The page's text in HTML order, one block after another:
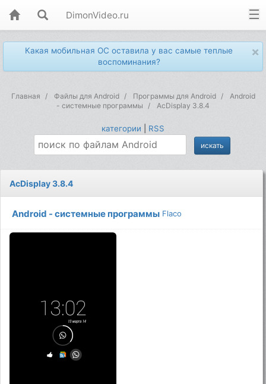
DimonVideo.ru
×
Какая мобильная ОС оставила у вас самые теплые
воспоминания?
Главная Файлы для Android Программы для Android
Android
- системные программы
AcDisplay 3.8.4
категории RSS
AcDisplay 3.8.4
Android - системные программы Flaco